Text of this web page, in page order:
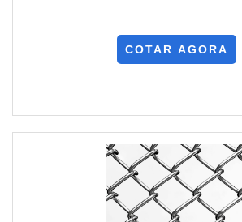
COTAR AGORA